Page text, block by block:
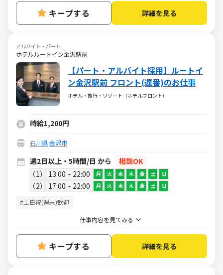
キープする 詳細を見る
アルバイト・パート
ホテルルートイン金沢駅前
【パート・アルバイト採用】ルートイ
ン金沢駅前 フロント(遅番)のお仕事
ホテル・旅行・リゾート（ホテルフロント）
時給1,200円
石川県金沢市
週2日以上・5時間/日 から
相談OK
1
13:00 ~ 22:00 月 火 水 木 金 土 日
2 17:00 ~ 22:00 月 火 水 木 金 土 日
#土日祝(週末)歓迎
仕事内容を見てみる
キープする 詳細を見る